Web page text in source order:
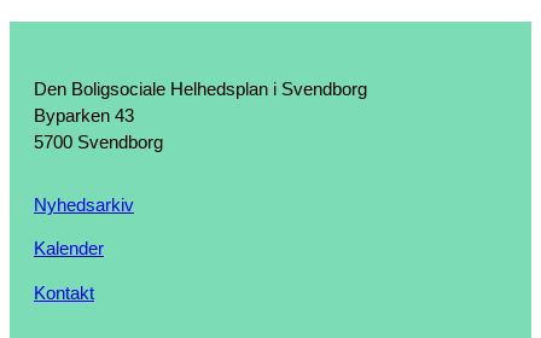
Den Boligsociale Helhedsplan i Svendborg
Byparken 43
5700 Svendborg
Nyhedsarkiv
Kalender
Kontakt